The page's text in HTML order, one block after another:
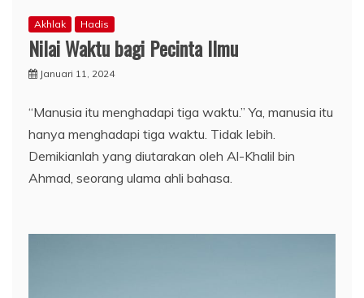
Akhlak Hadis
Nilai Waktu bagi Pecinta Ilmu
Januari 11, 2024
“Manusia itu menghadapi tiga waktu.” Ya, manusia itu
hanya menghadapi tiga waktu. Tidak lebih.
Demikianlah yang diutarakan oleh Al-Khalil bin
Ahmad, seorang ulama ahli bahasa.